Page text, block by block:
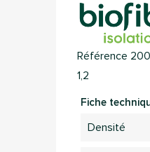
Référence
1,2
Fiche
Densité